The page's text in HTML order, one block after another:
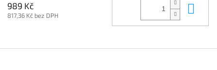
989 Kč
817,36 Kč bez DPH